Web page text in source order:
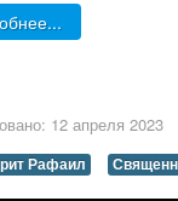
12 апреля 2023
Рафаил